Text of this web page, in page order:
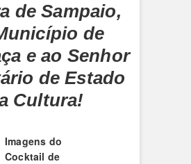
de Sampaio,
de
e ao Senhor
de Estado
Cultura!
Imagens do
Cocktail de